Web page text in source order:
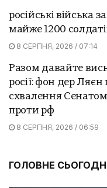
російські війська
майже 1200
8 СЕРПНЯ, 2026 / 07:14
Разом давайте
росії: фон дер Ляєн
схвалення
проти рф
8 СЕРПНЯ, 2026 / 06:59
ГОЛОВНЕ